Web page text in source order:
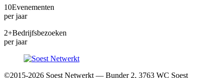
10Evenementen
per jaar
2+Bedrijfsbezoeken
per jaar
©2015-2026 Soest Netwerkt — Bunder 2, 3763 WC Soest